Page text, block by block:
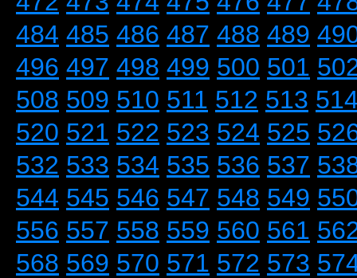
484 485 486 487 488 489
496 497 498 499 500 501
508 509 510 511 512 513
520 521 522 523 524 525
532 533 534 535 536 537
544 545 546 547 548 549
556 557 558 559 560 561
568 569 570 571 572 573